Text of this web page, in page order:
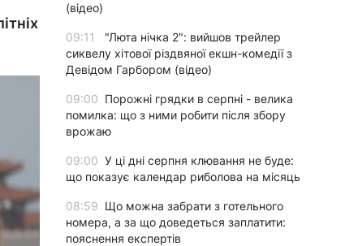
(відео)
09:11
"Люта нічка 2": вийшов трейлер
сиквелу хітової різдвяної екшн-комедії з
Девідом Гарбором (відео)
09:00 Порожні грядки в серпні - велика
помилка: що з ними робити після збору
врожаю
09:00 У ці дні серпня клювання не буде:
що показує календар риболова на місяць
08:59 Що можна забрати з готельного
номера, а за що доведеться заплатити:
пояснення експертів